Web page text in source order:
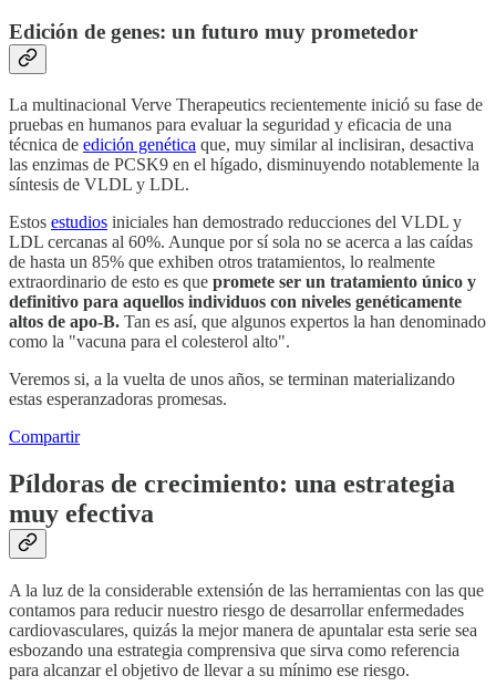
Edición de genes: un futuro muy prometedor
La multinacional Verve Therapeutics recientemente inició su fase de
pruebas en humanos para evaluar la seguridad y eficacia de una
técnica de edición genética que, muy similar al inclisiran, desactiva
las enzimas de PCSK9 en el hígado, disminuyendo notablemente la
síntesis de VLDL y LDL.
Estos estudios iniciales han demostrado reducciones del VLDL y
LDL cercanas al 60%. Aunque por sí sola no se acerca a las caídas
de hasta un 85% que exhiben otros tratamientos, lo realmente
extraordinario de esto es que promete ser un tratamiento único y
definitivo para aquellos individuos con niveles genéticamente
altos de apo-B. Tan es así, que algunos expertos la han denominado
como la "vacuna para el colesterol alto".
Veremos si, a la vuelta de unos años, se terminan materializando
estas esperanzadoras promesas.
Compartir
Píldoras de crecimiento: una estrategia
muy efectiva
A la luz de la considerable extensión de las herramientas con las que
contamos para reducir nuestro riesgo de desarrollar enfermedades
cardiovasculares, quizás la mejor manera de apuntalar esta serie sea
esbozando una estrategia comprensiva que sirva como referencia
para alcanzar el objetivo de llevar a su mínimo ese riesgo.